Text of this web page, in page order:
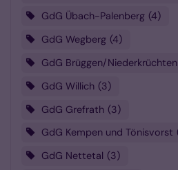
GdG Übach-Palenberg 4
GdG Wegberg 4
GdG Brüggen/Niederkrüchten
GdG Willich 3
GdG Grefrath 3
GdG Kempen und Tönisvorst
GdG Nettetal 3